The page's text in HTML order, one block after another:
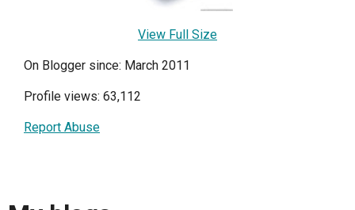
View Full Size
On Blogger since: March 2011
Profile views: 63,112
Report Abuse